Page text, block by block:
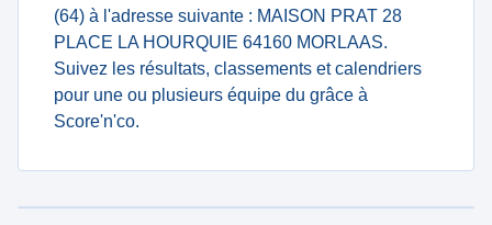
(64) à l'adresse suivante : MAISON PRAT 28
PLACE LA HOURQUIE 64160 MORLAAS.
Suivez les résultats, classements et calendriers
pour une ou plusieurs équipe du grâce à
Score'n'co.